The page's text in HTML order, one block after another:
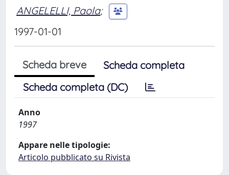
ANGELELLI, Paola;
1997-01-01
Scheda breve
Scheda completa
Scheda completa (DC)
Anno
1997
Appare nelle tipologie:
Articolo pubblicato su Rivista